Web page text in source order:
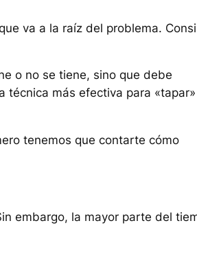
va a la raíz del problema.
o no se tiene, sino que debe
técnica más efectiva para
tenemos que contarte cómo
embargo, la mayor parte del